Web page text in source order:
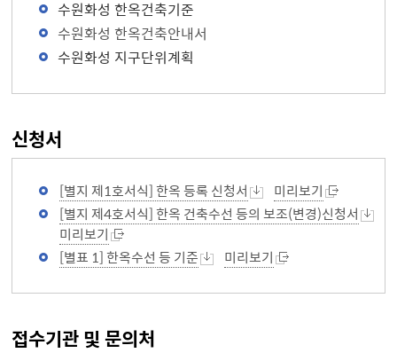
수원화성 한옥건축기준
수원화성 한옥건축안내서
수원화성 지구단위계획
신청서
[별지 제1호서식] 한옥 등록 신청서
미리보기
[별지 제4호서식] 한옥 건축수선 등의 보조(변경)신청서
미리보기
[별표 1] 한옥수선 등 기준
미리보기
접수기관 및 문의처